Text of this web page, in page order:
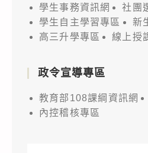
學生事務資訊網
社團
學生自主學習專區
新
高三升學專區
線上授
政令宣導專區
教育部108課綱資訊網
內控稽核專區